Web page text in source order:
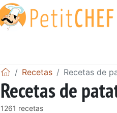
Recetas Recetas de
Recetas de
1261 recetas